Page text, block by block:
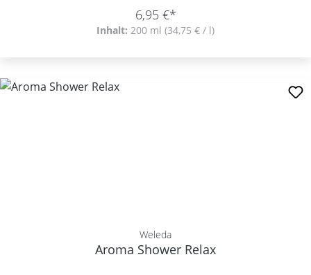
6,95 €*
Inhalt: 200 ml (34,75 € / l)
Weleda
Aroma Shower Relax